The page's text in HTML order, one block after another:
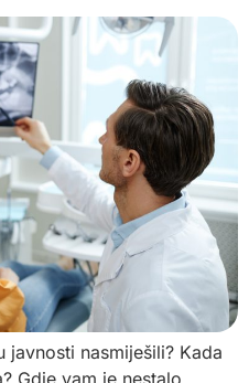
javnosti nasmiješili? Kada
Gdje vam je nestalo